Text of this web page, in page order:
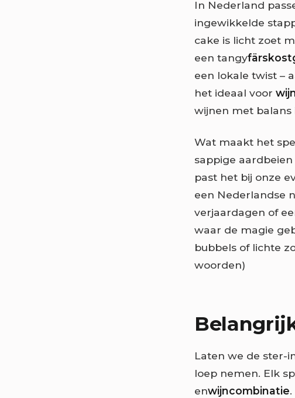
In Nederland
ingewikkelde
cake is licht zoet
een tangy
een lokale twist –
het ideaal voor
wijnen met balans
Wat maakt het
sappige
past het bij onze
een Nederlandse
verjaardagen of
waar de magie
bubbels of lichte
woorden)
Laten we de ster-
loep nemen. Elk
enwijncombinatie.